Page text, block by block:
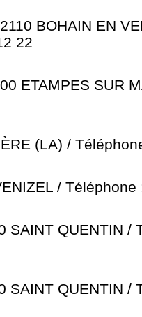
BOHAIN EN
22
ETAMPES SUR
(LA) /
/
SAINT QUENTIN /
SAINT QUENTIN /